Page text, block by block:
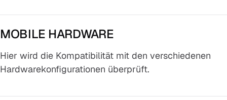
MOBILE HARDWARE
Hier wird die Kompatibilität mit den verschiedenen
Hardwarekonfigurationen überprüft.